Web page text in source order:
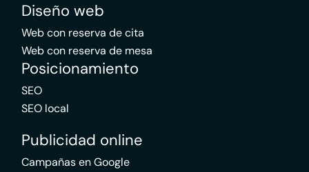
Diseño web
Web con reserva de cita
Web con reserva de mesa
Posicionamiento
SEO
SEO local
Publicidad online
Campañas en Google